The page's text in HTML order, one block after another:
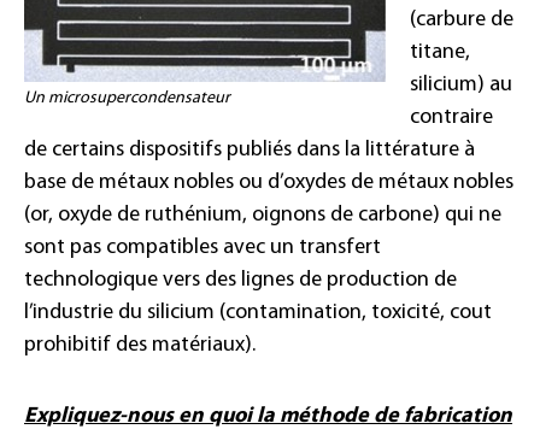
Un microsupercondensateur
(carbure de
titane,
silicium) au
contraire
de certains dispositifs publiés dans la littérature à
base de métaux nobles ou d’oxydes de métaux nobles
(or, oxyde de ruthénium, oignons de carbone) qui ne
sont pas compatibles avec un transfert
technologique vers des lignes de production de
l’industrie du silicium (contamination, toxicité, cout
prohibitif des matériaux).
Expliquez-nous en quoi la méthode de fabrication